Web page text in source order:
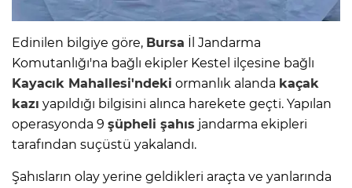
Edinilen bilgiye göre, Bursa İl Jandarma
Komutanlığı'na bağlı ekipler Kestel ilçesine bağlı
Kayacık Mahallesi'ndeki ormanlık alanda kaçak
kazı yapıldığı bilgisini alınca harekete geçti. Yapılan
operasyonda 9 şüpheli şahıs jandarma ekipleri
tarafından suçüstü yakalandı.
Şahısların olay yerine geldikleri araçta ve yanlarında